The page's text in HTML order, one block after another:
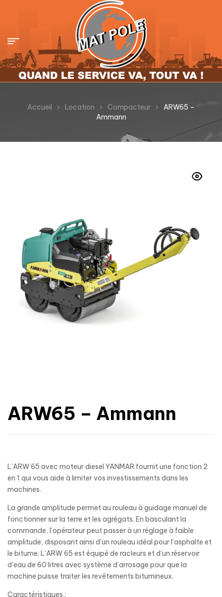
Accueil Location Compacteur
ARW65 –
Ammann
ARW65 – Ammann
L’ARW 65 avec moteur diesel YANMAR fournit une fonction 2
en 1 qui vous aide à limiter vos investissements dans les
machines.
La grande amplitude permet au rouleau à guidage manuel de
fonctionner sur la terre et les agrégats. En basculant la
commande, l’opérateur peut passer à un réglage à faible
amplitude, disposant ainsi d’un rouleau idéal pour l’asphalte et
le bitume. L’ARW 65 est équipé de racleurs et d’un réservoir
d’eau de 60 litres avec système d’arrosage pour que la
machine puisse traiter les revêtements bitumineux.
Caractéristiques :